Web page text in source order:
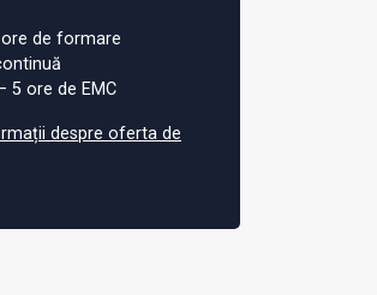
Recomandări pentru
medici, despre utilizarea în
ore de formare
5 ore de EMC
despre oferta de